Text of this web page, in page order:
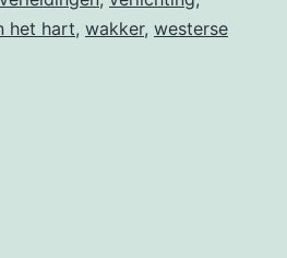
het hart, wakker, westerse